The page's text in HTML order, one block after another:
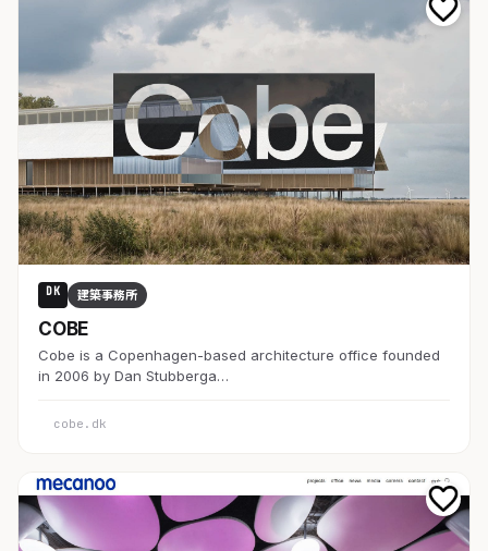
DK 建築事務所
COBE
Cobe is a Copenhagen-based architecture office founded
in 2006 by Dan Stubberga…
cobe.dk